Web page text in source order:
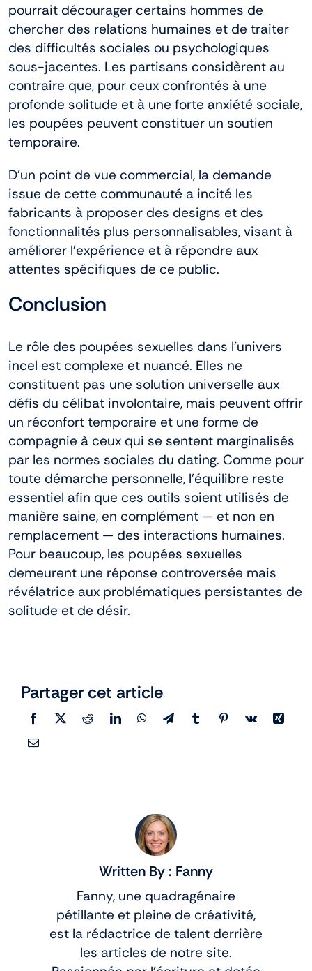
pourrait décourager certains hommes de
chercher des relations humaines et de traiter
des difficultés sociales ou psychologiques
sous-jacentes. Les partisans considèrent au
contraire que, pour ceux confrontés à une
profonde solitude et à une forte anxiété sociale,
les poupées peuvent constituer un soutien
temporaire.
D’un point de vue commercial, la demande
issue de cette communauté a incité les
fabricants à proposer des designs et des
fonctionnalités plus personnalisables, visant à
améliorer l’expérience et à répondre aux
attentes spécifiques de ce public.
Conclusion
Le rôle des poupées sexuelles dans l’univers
incel est complexe et nuancé. Elles ne
constituent pas une solution universelle aux
défis du célibat involontaire, mais peuvent offrir
un réconfort temporaire et une forme de
compagnie à ceux qui se sentent marginalisés
par les normes sociales du dating. Comme pour
toute démarche personnelle, l’équilibre reste
essentiel afin que ces outils soient utilisés de
manière saine, en complément — et non en
remplacement — des interactions humaines.
Pour beaucoup, les poupées sexuelles
demeurent une réponse controversée mais
révélatrice aux problématiques persistantes de
solitude et de désir.
Partager cet article
Written By : Fanny
Fanny, une quadragénaire
pétillante et pleine de créativité,
est la rédactrice de talent derrière
les articles de notre site.